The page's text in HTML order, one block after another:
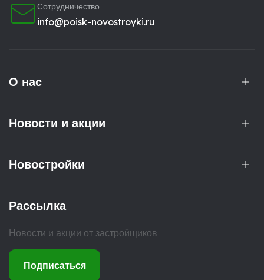
Сотрудничество
info@poisk-novostroyki.ru
О нас
Новости и акции
Новостройки
Рассылка
Новости и акции от застройщиков
Подписаться